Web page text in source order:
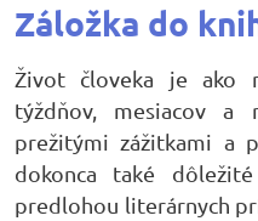
Záložka do
Život človeka je ako
týždňov, mesiacov a
prežitými zážitkami a
dokonca také
predlohou literárnych